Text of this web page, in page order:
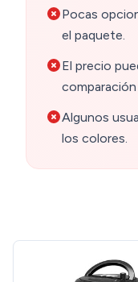
Pocas
el paquete.
El precio
Algunos
los colores.